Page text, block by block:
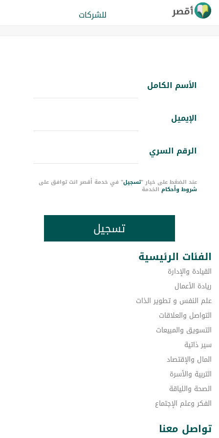
للشركات
الأسم الكامل
الإيميل
الرقم السري
عند الضغط على خيار "تسجيل" في خدمة أقصر انت توافق على
شروط وأحكامالخدمة
تسجيل
الفئات الرئيسية
القيادة والإدارة
ريادة الأعمال
علم النفس و تطوير الذات
التواصل والعلاقات
التسويق والمبيعات
سير ذاتية
المال والإقتصاد
التربية والأسرة
الصحة واللياقة
الفكر وعلم الإجتماع
تواصل معنا